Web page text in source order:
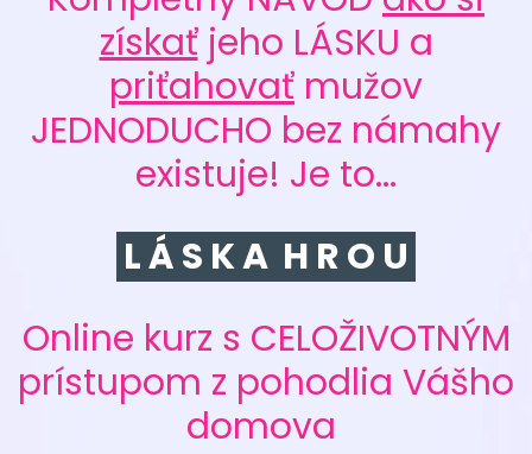
získaťjeho LÁSKU a
priťahovať mužov
JEDNODUCHO bez námahy
existuje! Je to...
L Á S K A H R O U
Online kurz s CELOŽIVOTNÝM
prístupom z pohodlia Vášho
domova